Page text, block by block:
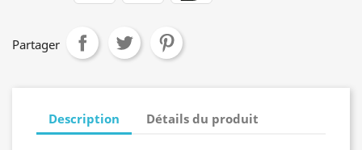
Partager
Description Détails du produit